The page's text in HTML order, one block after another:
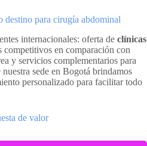
destino para cirugía abdominal
internacionales: oferta de clínicas
competitivos en comparación con
y servicios complementarios para
sede en Bogotá brindamos
personalizado para facilitar todo
de valor